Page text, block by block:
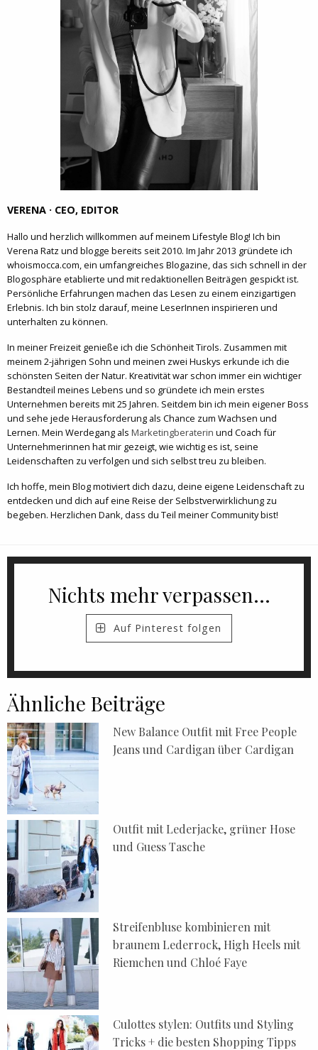
VERENA · CEO, EDITOR
Hallo und herzlich willkommen auf meinem Lifestyle Blog! Ich bin
Verena Ratz und blogge bereits seit 2010. Im Jahr 2013 gründete ich
whoismocca.com, ein umfangreiches Blogazine, das sich schnell in der
Blogosphäre etablierte und mit redaktionellen Beiträgen gespickt ist.
Persönliche Erfahrungen machen das Lesen zu einem einzigartigen
Erlebnis. Ich bin stolz darauf, meine LeserInnen inspirieren und
unterhalten zu können.
In meiner Freizeit genieße ich die Schönheit Tirols. Zusammen mit
meinem 2-jährigen Sohn und meinen zwei Huskys erkunde ich die
schönsten Seiten der Natur. Kreativität war schon immer ein wichtiger
Bestandteil meines Lebens und so gründete ich mein erstes
Unternehmen bereits mit 25 Jahren. Seitdem bin ich mein eigener Boss
und sehe jede Herausforderung als Chance zum Wachsen und
Lernen. Mein Werdegang als Marketingberaterin und Coach für
Unternehmerinnen hat mir gezeigt, wie wichtig es ist, seine
Leidenschaften zu verfolgen und sich selbst treu zu bleiben.
Ich hoffe, mein Blog motiviert dich dazu, deine eigene Leidenschaft zu
entdecken und dich auf eine Reise der Selbstverwirklichung zu
begeben. Herzlichen Dank, dass du Teil meiner Community bist!
Nichts mehr verpassen...
Auf Pinterest folgen
Ähnliche Beiträge
New Balance Outfit mit Free People
Jeans und Cardigan über Cardigan
Outfit mit Lederjacke, grüner Hose
und Guess Tasche
Streifenbluse kombinieren mit
braunem Lederrock, High Heels mit
Riemchen und Chloé Faye
Culottes stylen: Outfits und Styling
Tricks + die besten Shopping Tipps